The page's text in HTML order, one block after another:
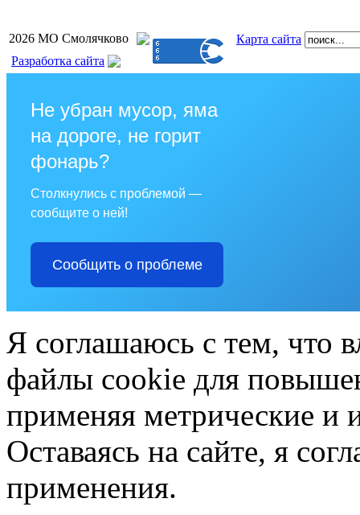
2026 МО Смолячково
Карта сайта
Разработка сайта
Не убран мусор, яма
на дороге, не горит
фонарь?
Столкнулись с проблемой —
сообщите о ней!
Сообщить о проблеме
Я соглашаюсь с тем, что
файлы cookie для
применяя метрические и
Оставаясь на сайте, я
применения.